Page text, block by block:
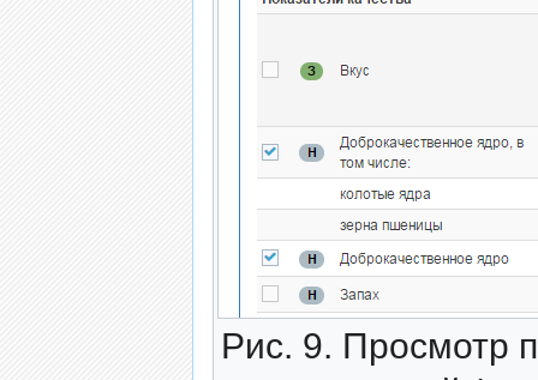
Рис. 9. Просмотр